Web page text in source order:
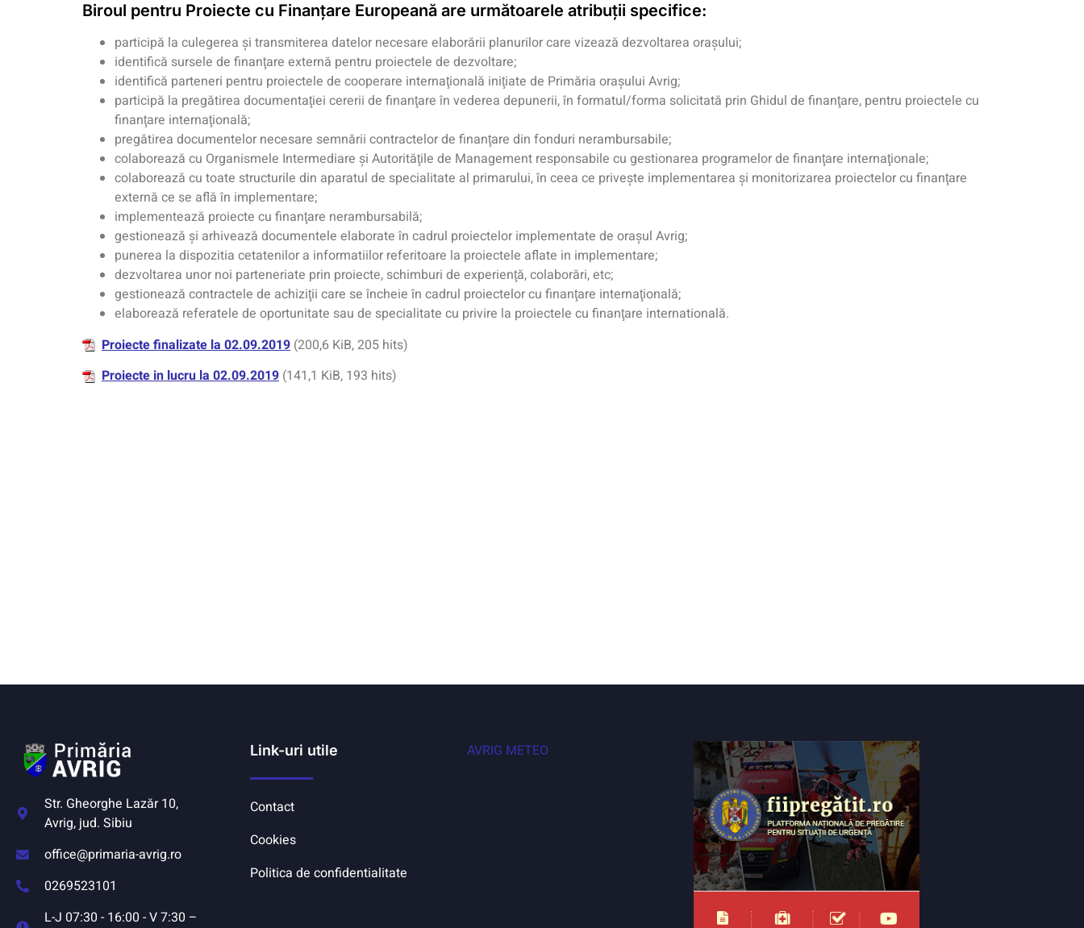
Biroul pentru Proiecte cu Finanţare Europeană are următoarele atribuţii specifice:
participă la culegerea şi transmiterea datelor necesare elaborării planurilor care vizează dezvoltarea oraşului;
identifică sursele de finanţare externă pentru proiectele de dezvoltare;
identifică parteneri pentru proiectele de cooperare internaţională iniţiate de Primăria oraşului Avrig;
participă la pregătirea documentaţiei cererii de finanţare în vederea depunerii, în formatul/forma solicitată prin Ghidul de finanţare, pentru proiectele cu
finanţare internaţională;
pregătirea documentelor necesare semnării contractelor de finanţare din fonduri nerambursabile;
colaborează cu Organismele Intermediare şi Autorităţile de Management responsabile cu gestionarea programelor de finanţare internaţionale;
colaborează cu toate structurile din aparatul de specialitate al primarului, în ceea ce priveşte implementarea şi monitorizarea proiectelor cu finanţare
externă ce se află în implementare;
implementează proiecte cu finanţare nerambursabilă;
gestionează şi arhivează documentele elaborate în cadrul proiectelor implementate de oraşul Avrig;
punerea la dispozitia cetatenilor a informatiilor referitoare la proiectele aflate in implementare;
dezvoltarea unor noi parteneriate prin proiecte, schimburi de experienţă, colaborări, etc;
gestionează contractele de achiziţii care se încheie în cadrul proiectelor cu finanţare internaţională;
elaborează referatele de oportunitate sau de specialitate cu privire la proiectele cu finanţare internatională.
Proiecte finalizate la 02.09.2019 (200,6 KiB, 205 hits)
Proiecte in lucru la 02.09.2019 (141,1 KiB, 193 hits)
Str. Gheorghe Lazăr 10,
Avrig, jud. Sibiu
office@primaria-avrig.ro
0269523101
L-J 07:30 - 16:00 - V 7:30 –
Link-uri utile
Contact
Cookies
Politica de confidentialitate
AVRIG METEO